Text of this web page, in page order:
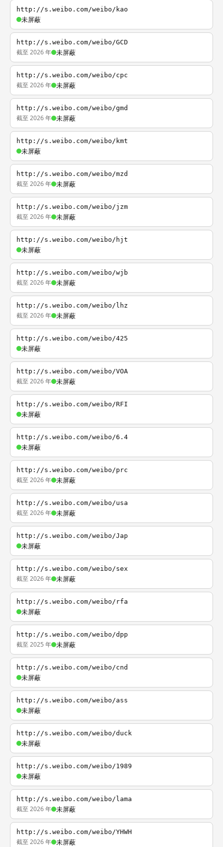
http://s.weibo.com/weibo/kao
未屏蔽
http://s.weibo.com/weibo/GCD
截至 2026 年 未屏蔽
http://s.weibo.com/weibo/cpc
截至 2026 年 未屏蔽
http://s.weibo.com/weibo/gmd
截至 2026 年 未屏蔽
http://s.weibo.com/weibo/kmt
未屏蔽
http://s.weibo.com/weibo/mzd
截至 2026 年 未屏蔽
http://s.weibo.com/weibo/jzm
截至 2026 年 未屏蔽
http://s.weibo.com/weibo/hjt
未屏蔽
http://s.weibo.com/weibo/wjb
截至 2026 年 未屏蔽
http://s.weibo.com/weibo/lhz
截至 2026 年 未屏蔽
http://s.weibo.com/weibo/425
未屏蔽
http://s.weibo.com/weibo/VOA
截至 2026 年 未屏蔽
http://s.weibo.com/weibo/RFI
未屏蔽
http://s.weibo.com/weibo/6.4
未屏蔽
http://s.weibo.com/weibo/prc
截至 2026 年 未屏蔽
http://s.weibo.com/weibo/usa
截至 2026 年 未屏蔽
http://s.weibo.com/weibo/Jap
未屏蔽
http://s.weibo.com/weibo/sex
截至 2026 年 未屏蔽
http://s.weibo.com/weibo/rfa
未屏蔽
http://s.weibo.com/weibo/dpp
截至 2025 年 未屏蔽
http://s.weibo.com/weibo/cnd
未屏蔽
http://s.weibo.com/weibo/ass
未屏蔽
http://s.weibo.com/weibo/duck
未屏蔽
http://s.weibo.com/weibo/1989
未屏蔽
http://s.weibo.com/weibo/lama
截至 2026 年 未屏蔽
http://s.weibo.com/weibo/YHWH
截至 2026 年 未屏蔽